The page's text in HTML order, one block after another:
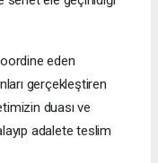
eden
gerçekleştiren
duası ve
adalete teslim